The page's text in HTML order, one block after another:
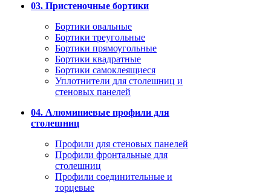
03. Пристеночные бортики
Бортики овальные
Бортики треугольные
Бортики прямоугольные
Бортики квадратные
Бортики самоклеящиеся
Уплотнители для столешниц и
стеновых панелей
04. Алюминиевые профили для
столешниц
Профили для стеновых панелей
Профили фронтальные для
столешниц
Профили соединительные и
торцевые